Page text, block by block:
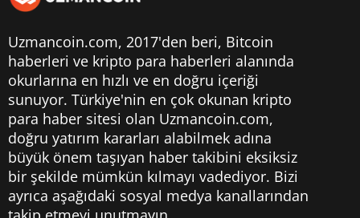
Uzmancoin.com, 2017'den beri, Bitcoin
haberleri ve kripto para haberleri alanında
okurlarına en hızlı ve en doğru içeriği
sunuyor. Türkiye'nin en çok okunan kripto
para haber sitesi olan Uzmancoin.com,
doğru yatırım kararları alabilmek adına
büyük önem taşıyan haber takibini eksiksiz
bir şekilde mümkün kılmayı vadediyor. Bizi
ayrıca aşağıdaki sosyal medya kanallarından